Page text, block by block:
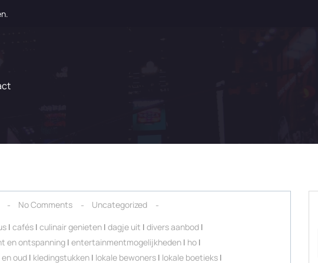
No Comments
Uncategorized
| cafés | culinair genieten | dagje uit | divers aanbod |
en ontspanning | entertainmentmogelijkheden | ho |
oud | kledingstukken | lokale bewoners | lokale boetieks |